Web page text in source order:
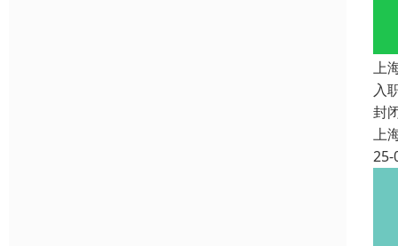
上
入
封
上
25-